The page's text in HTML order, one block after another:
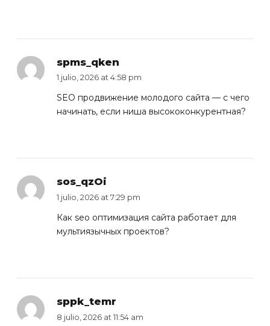
spms_qken
1 julio, 2026 at 4:58 pm
SEO продвижение молодого сайта — с чего
начинать, если ниша высококонкурентная?
sos_qzOi
1 julio, 2026 at 7:29 pm
Как seo оптимизация сайта работает для
мультиязычных проектов?
sppk_temr
8 julio, 2026 at 11:54 am